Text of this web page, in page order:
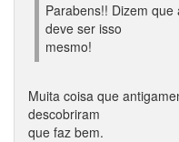
Parabens!! Dizem
deve ser isso
mesmo!
Muita coisa que
descobriram
que faz bem.